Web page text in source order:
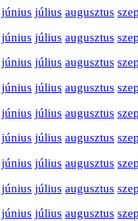
június július augusztus
június július augusztus
június július augusztus
június július augusztus
június július augusztus
június július augusztus
június július augusztus
június július augusztus
június július augusztus